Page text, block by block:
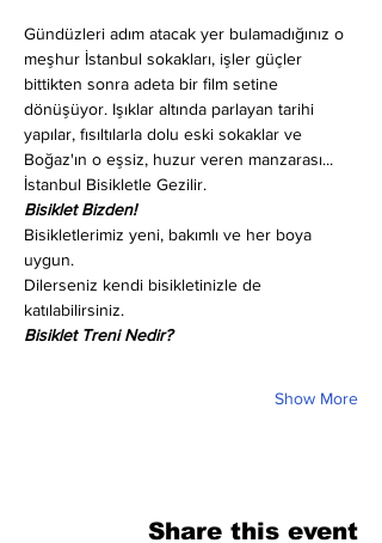
Gündüzleri adım atacak yer bulamadığınız o
meşhur İstanbul sokakları, işler güçler
bittikten sonra adeta bir film setine
dönüşüyor. Işıklar altında parlayan tarihi
yapılar, fısıltılarla dolu eski sokaklar ve
Boğaz'ın o eşsiz, huzur veren manzarası...
İstanbul Bisikletle Gezilir.
Bisiklet Bizden!
Bisikletlerimiz yeni, bakımlı ve her boya
uygun.
Dilerseniz kendi bisikletinizle de
katılabilirsiniz.
Bisiklet Treni Nedir?
Show More
Share this event